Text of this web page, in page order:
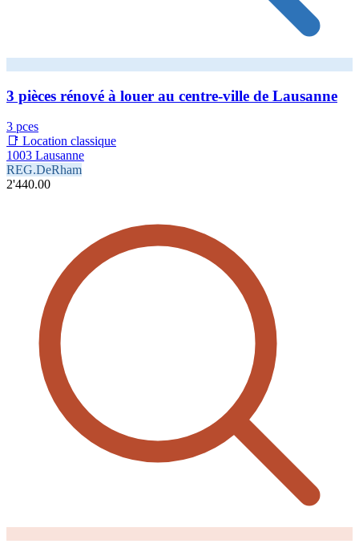
3 pièces rénové à louer au centre-ville de Lausanne
3 pces
📑 Location classique
1003 Lausanne
REG.DeRham
2'440.00